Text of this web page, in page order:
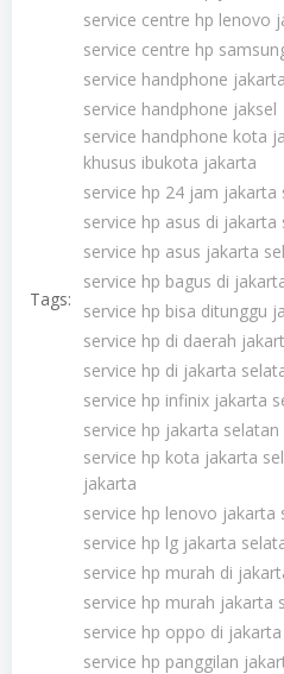
Tags:
service centre hp lenovo
service centre hp
service handphone
service handphone jaksel
service handphone kota
khusus ibukota jakarta
service hp 24 jam jakarta
service hp asus di jakarta
service hp asus jakarta
service hp bagus di
service hp bisa ditunggu
service hp di daerah
service hp di jakarta
service hp infinix jakarta
service hp jakarta selatan
service hp kota jakarta
jakarta
service hp lenovo jakarta
service hp lg jakarta
service hp murah di
service hp murah jakarta
service hp oppo di
service hp panggilan